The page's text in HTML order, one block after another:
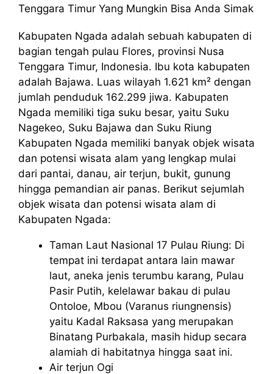
Tenggara Timur Yang Mungkin Bisa Anda Simak
Kabupaten Ngada adalah sebuah kabupaten di
bagian tengah pulau Flores, provinsi Nusa
Tenggara Timur, Indonesia. Ibu kota kabupaten
adalah Bajawa. Luas wilayah 1.621 km² dengan
jumlah penduduk 162.299 jiwa. Kabupaten
Ngada memiliki tiga suku besar, yaitu Suku
Nagekeo, Suku Bajawa dan Suku Riung
Kabupaten Ngada memiliki banyak objek wisata
dan potensi wisata alam yang lengkap mulai
dari pantai, danau, air terjun, bukit, gunung
hingga pemandian air panas. Berikut sejumlah
objek wisata dan potensi wisata alam di
Kabupaten Ngada:
Taman Laut Nasional 17 Pulau Riung: Di
tempat ini terdapat antara lain mawar
laut, aneka jenis terumbu karang, Pulau
Pasir Putih, kelelawar bakau di pulau
Ontoloe, Mbou (Varanus riungnensis)
yaitu Kadal Raksasa yang merupakan
Binatang Purbakala, masih hidup secara
alamiah di habitatnya hingga saat ini.
Air terjun Ogi